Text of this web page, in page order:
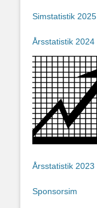
Simstatistik 2025
Årsstatistik 2024
Årsstatistik 2023
Sponsorsim